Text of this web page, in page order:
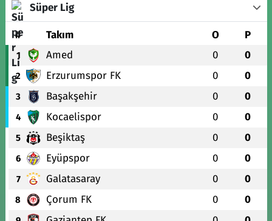
Süper Lig
# Takım O P
1 Amed 0 0
2 Erzurumspor FK 0 0
3 Başakşehir 0 0
4 Kocaelispor 0 0
5 Beşiktaş 0 0
6 Eyüpspor 0 0
7 Galatasaray 0 0
8 Çorum FK 0 0